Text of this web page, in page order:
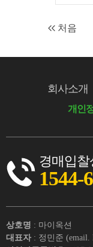
처음
회사소개
개인
경매입찰
1544-
상호명 : 마이옥션
대표자 : 정민준 (email.